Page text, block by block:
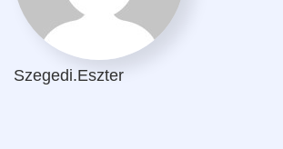
Szegedi.eszter